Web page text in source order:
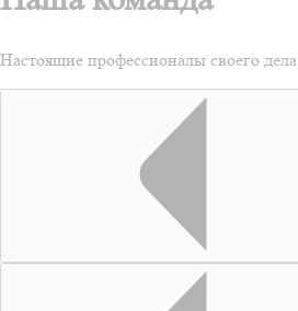
Настоящие профессионалы своего дела